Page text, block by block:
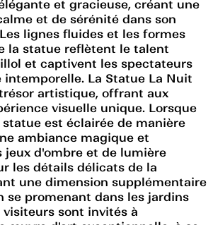
et gracieuse, créant une
et de sérénité dans son
lignes fluides et les formes
la statue reflètent le talent
et captivent les spectateurs
intemporelle. La Statue La Nuit
artistique, offrant aux
visuelle unique. Lorsque
est éclairée de manière
ambiance magique et
jeux d'ombre et de lumière
les détails délicats de la
une dimension supplémentaire
se promenant dans les jardins
visiteurs sont invités à